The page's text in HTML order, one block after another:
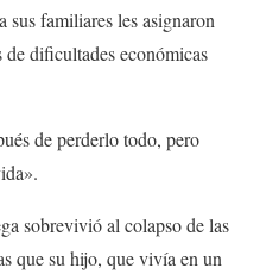
sus familiares les asignaron
de dificultades económicas
de perderlo todo, pero
sobrevivió al colapso de las
que su hijo, que vivía en un